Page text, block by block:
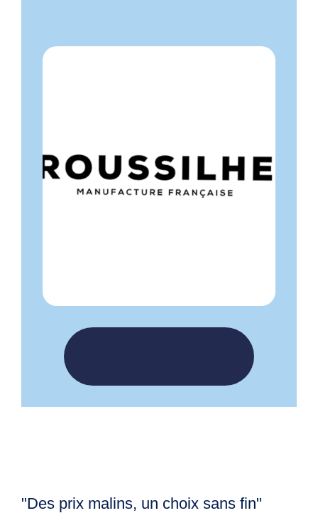
ROUSSILHE
"Des prix malins, un choix sans fin"